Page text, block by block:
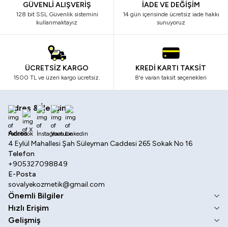
GÜVENLİ ALIŞVERİŞ
128 bit SSL Güvenlik sistemini
kullanmaktayız
İADE VE DEĞİŞİM
14 gün içerisinde ücretsiz iade hakkı
sunuyoruz
ÜCRETSİZ KARGO
1500 TL ve üzeri kargo ücretsiz.
KREDİ KARTI TAKSİT
8'e varan taksit seçenekleri
Adres & İletişim
Adres
4 Eylül Mahallesi Şah Süleyman Caddesi 265 Sokak No 16
Telefon
+905327098849
E-Posta
sovalyekozmetik@gmail.com
Facebook
X İnstagram
Youtube
Önemli Bilgiler
Hızlı Erişim
Gelişmiş